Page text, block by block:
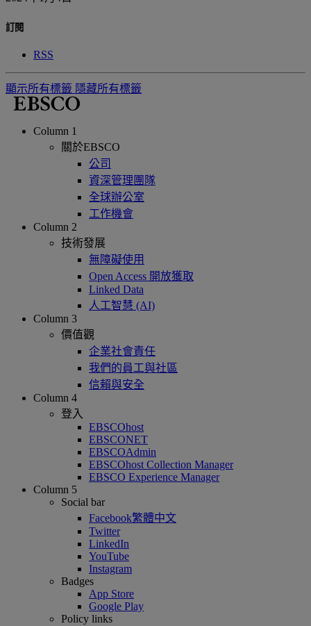
訂閱
RSS
顯示所有標籤 隱藏所有標籤
Column 1
關於EBSCO
公司
資深管理團隊
全球辦公室
工作機會
Column 2
技術發展
無障礙使用
Open Access 開放獲取
Linked Data
人工智慧 (AI)
Column 3
價值觀
企業社會責任
我們的員工與社區
信賴與安全
Column 4
登入
EBSCOhost
EBSCONET
EBSCOAdmin
EBSCOhost Collection Manager
EBSCO Experience Manager
Column 5
Social bar
Facebook繁體中文
Twitter
LinkedIn
YouTube
Instagram
Badges
App Store
Google Play
Policy links